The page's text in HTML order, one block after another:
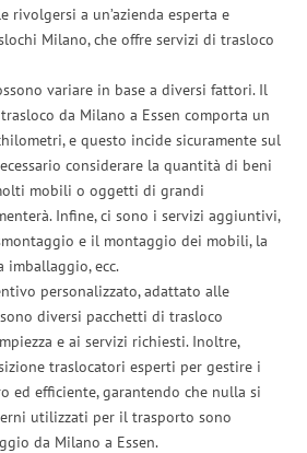
rivolgersi a un’azienda esperta e
Milano, che offre servizi di trasloco
variare in base a diversi fattori. Il
da Milano a Essen comporta un
e questo incide sicuramente sul
considerare la quantità di beni
mobili o oggetti di grandi
Infine, ci sono i servizi aggiuntivi,
e il montaggio dei mobili, la
ecc.
personalizzato, adattato alle
diversi pacchetti di trasloco
e ai servizi richiesti. Inoltre,
traslocatori esperti per gestire i
ed efficiente, garantendo che nulla si
utilizzati per il trasporto sono
da Milano a Essen.